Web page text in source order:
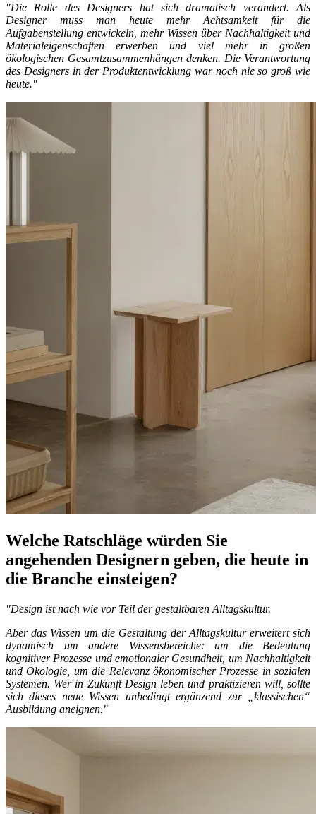
"Die Rolle des Designers hat sich dramatisch verändert. Als
Designer muss man heute mehr Achtsamkeit für die
Aufgabenstellung entwickeln, mehr Wissen über Nachhaltigkeit und
Materialeigenschaften erwerben und viel mehr in großen
ökologischen Gesamtzusammenhängen denken. Die Verantwortung
des Designers in der Produktentwicklung war noch nie so groß wie
heute."
Welche Ratschläge würden Sie
angehenden Designern geben, die heute in
die Branche einsteigen?
"Design ist nach wie vor Teil der gestaltbaren Alltagskultur.
Aber das Wissen um die Gestaltung der Alltagskultur erweitert sich
dynamisch um andere Wissensbereiche: um die Bedeutung
kognitiver Prozesse und emotionaler Gesundheit, um Nachhaltigkeit
und Ökologie, um die Relevanz ökonomischer Prozesse in sozialen
Systemen. Wer in Zukunft Design leben und praktizieren will, sollte
sich dieses neue Wissen unbedingt ergänzend zur „klassischen“
Ausbildung aneignen."